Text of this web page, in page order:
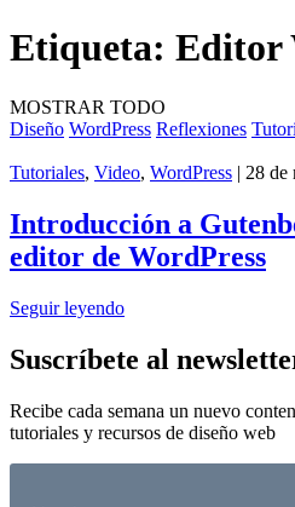
Etiqueta: Editor
MOSTRAR TODO
Diseño WordPress Reflexiones
Tutoriales, Video, WordPress | 28 de
Introducción a
editor de WordPress
Seguir leyendo
Suscríbete al
Recibe cada semana un nuevo
tutoriales y recursos de diseño web